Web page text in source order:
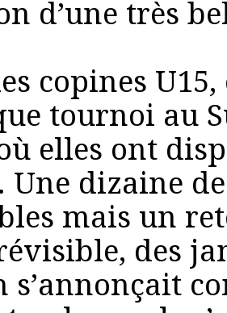
d’une très
copines
tournoi au
elles ont
dizaine
mais un
des
s’annonçait